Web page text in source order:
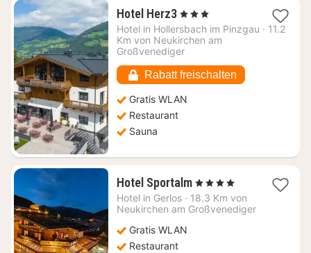
Hotel Herz31
Nacht
ab
168,07
€
, 3 Sterne
Hotel in Hollersbach im Pinzgau · 11.2
Km von Neukirchen am
Großvenediger
Rabatt freischalten
Gratis WLAN
Restaurant
Sauna
Hotel Sportalm1
Nacht
ab
, 4 Sterne
Hotel in Gerlos · 18.3 Km von
Neukirchen am Großvenediger
Gratis WLAN
Restaurant